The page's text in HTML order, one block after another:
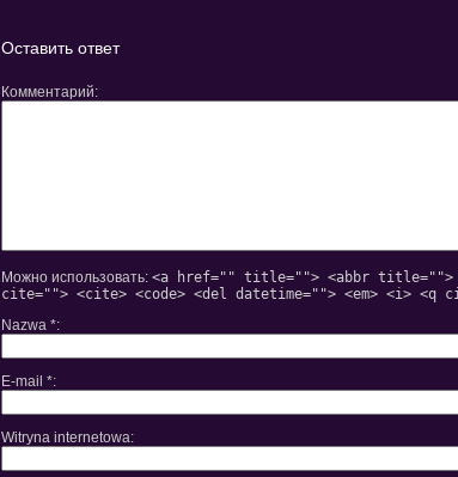
Оставить ответ
Комментарий
Можно использовать: <a href="" title=""> <abbr title="">
cite=""> <cite> <code> <del datetime=""> <em> <i> <q
Nazwa *
E-mail *
Witryna internetowa